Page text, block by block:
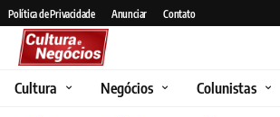
Política de Privacidade Anunciar Contato
Cultura Negócios Colunistas